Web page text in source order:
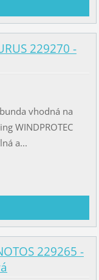
229270 -
vhodná na
WINDPROTEC
a...
229265 -